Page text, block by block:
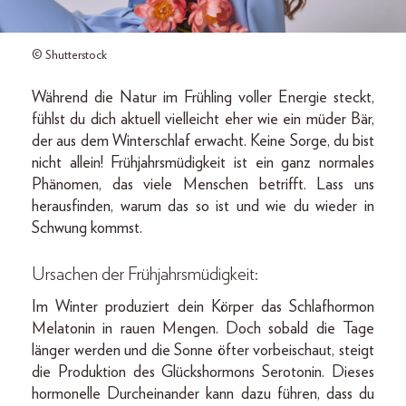
© Shutterstock
Während die Natur im Frühling voller Energie steckt,
fühlst du dich aktuell vielleicht eher wie ein müder Bär,
der aus dem Winterschlaf erwacht. Keine Sorge, du bist
nicht allein! Frühjahrsmüdigkeit ist ein ganz normales
Phänomen, das viele Menschen betrifft. Lass uns
herausfinden, warum das so ist und wie du wieder in
Schwung kommst.
Ursachen der Frühjahrsmüdigkeit:
Im Winter produziert dein Körper das Schlafhormon
Melatonin in rauen Mengen. Doch sobald die Tage
länger werden und die Sonne öfter vorbeischaut, steigt
die Produktion des Glückshormons Serotonin. Dieses
hormonelle Durcheinander kann dazu führen, dass du